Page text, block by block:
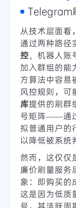
Telegram
从技术层面
通过两种路径
控。机器人账
加入群组的
方算法中容易
风控规则，可
库提供的刷群
号矩阵——通
拟普通用户的
以降低被系统
然而，这仅仅
廉价刷量服务
象：即购买的
这是因为低质
号，其活跃周